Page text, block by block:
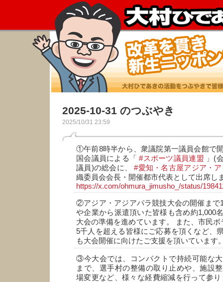
2025-10-31 のつぶやき
2025/10/31 23:59
①午前8時半から、衆議院第一議員会館で
国会議員による「#スポーツ議員連盟 」(
議員)の総会に、#愛知・名古屋アジア・
織委員会会長・開催都市代表として出席し
https://x.com/ohmura_jimusho_/status/
②アジア・アジアパラ競技大会の開催まで
や企業から派遣頂いた皆様も含め約1,000
大会の準備を進めています。 また、市民
5千人を超える皆様にご応募を頂くなど、
も大会開催に向けたご支援を頂いています
③今大会では、コンパクトで持続可能な
まで、選手村の整備の取り止めや、施設
場変更など、様々な経費縮減を行って参